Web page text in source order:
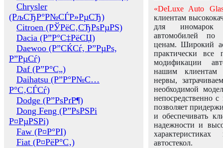
Chrysler
(РљСЂР°Р№СЃР»РµСЂ)
Citroen (РЎРёС‚СЂРѕРµРЅ)
Dacia (Р”Р°С‡РёСЏ)
Daewoo (Р”СЌСѓ, Р”РµРѕ,
Р”РµСѓ)
Daf (Р”Р°С„)
Daihatsu (Р”Р°Р№С…
Р°С‚СЃСѓ)
Dodge (Р”РѕРґР¶)
Dong Feng (Р”РѕРЅРі
Р¤РµРЅРі)
Faw (Р¤Р°РІ)
Fiat (Р¤РёР°С‚)
«DeLuxe Auto
клиентам
для иномарок
автомобилей
ценам. Широкий
практически все
модификации
нашим клиентам
нервы,
необходимой
непосредственно
позволяет
и обеспечивать
надежности и
автостекол.